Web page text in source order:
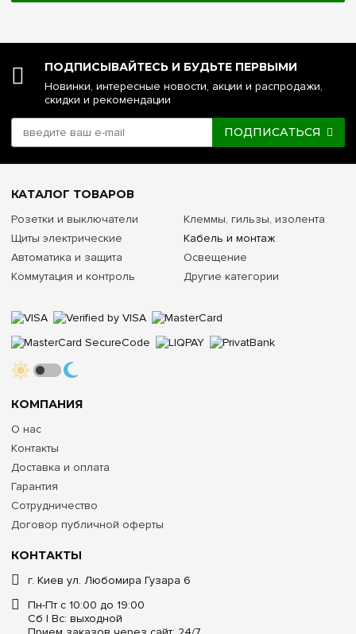
ПОДПИСЫВАЙТЕСЬ И БУДЬТЕ ПЕРВЫМИ
Новинки, интересные новости, акции и распродажи,
скидки и рекомендации
ПОДПИСАТЬСЯ
КОНТАКТЫ
г. Киев ул. Любомира Гузара 6
Пн-Пт с 10:00 до 19:00
Сб | Вс: выходной
КОМПАНИЯ
О нас
Контакты
Доставка и оплата
Гарантия
Сотрудничество
Договор публичной оферты
КАТАЛОГ ТОВАРОВ
Розетки и выключатели
Щиты электрические
Автоматика и защита
Коммутация и контроль
Клеммы, гильзы, изолента
Кабель и монтаж
Освещение
Другие категории